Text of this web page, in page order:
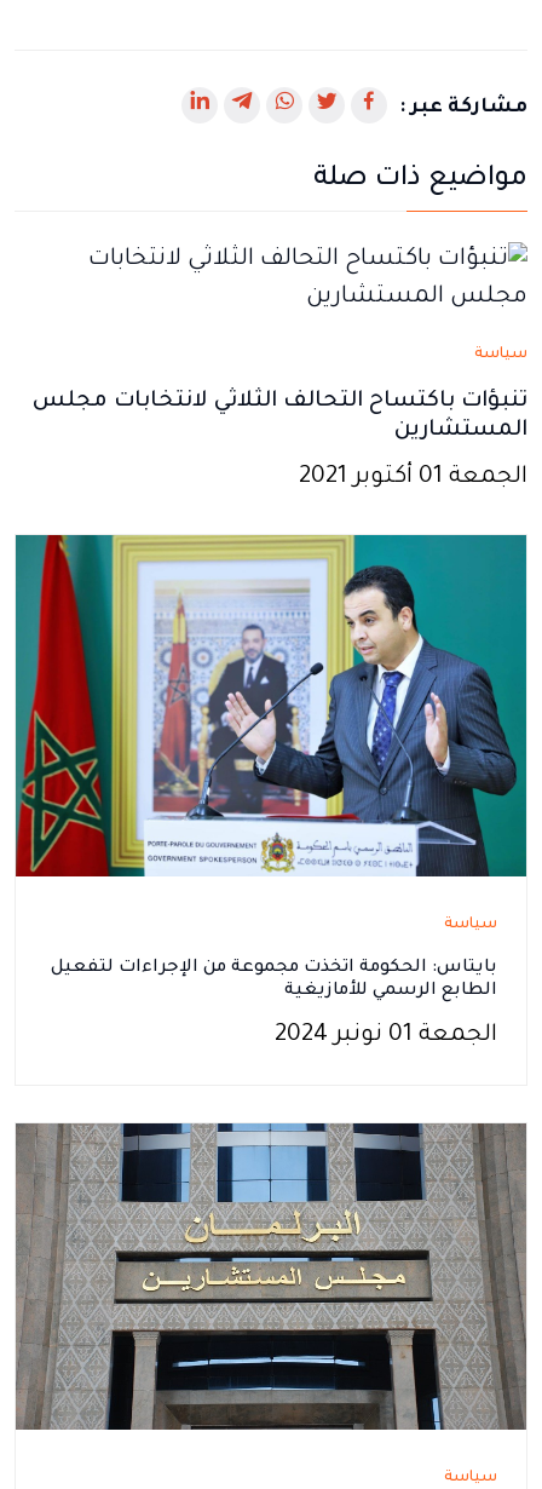
مشاركة عبر :
رابط
في
جديدة
رابط
في
رابطرابط
جديدة
رابط
جديدة
مواضيع ذات صلة
سياسة
تنبؤات باكتساح التحالف الثلاثي لانتخابات مجلس
المستشارين
الجمعة 01 أكتوبر 2021
سياسة
بايتاس: الحكومة اتخذت مجموعة من الإجراءات لتفعيل
الطابع الرسمي للأمازيغية
الجمعة 01 نونبر 2024
سياسة